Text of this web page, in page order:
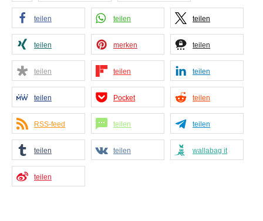
teilen teilen teilen
teilen merken teilen
teilen teilen teilen
teilen Pocket teilen
RSS-feed teilen teilen
teilen teilen wallabag it
teilen